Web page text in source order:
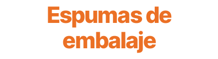
Espumas de
embalaje